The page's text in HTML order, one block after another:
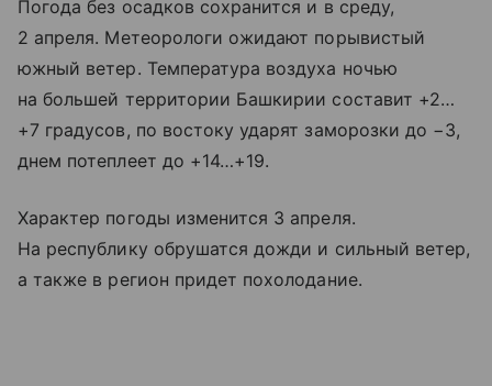
Погода без осадков сохранится и в среду,
2 апреля. Метеорологи ожидают порывистый
южный ветер. Температура воздуха ночью
на большей территории Башкирии составит +2…
+7 градусов, по востоку ударят заморозки до −3,
днем потеплеет до +14…+19.
Характер погоды изменится 3 апреля.
На республику обрушатся дожди и сильный ветер,
а также в регион придет похолодание.